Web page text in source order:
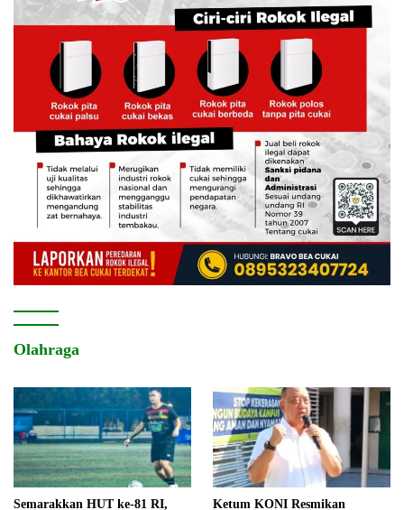
Olahraga
Semarakkan HUT ke-81 RI,
Ketum KONI Resmikan